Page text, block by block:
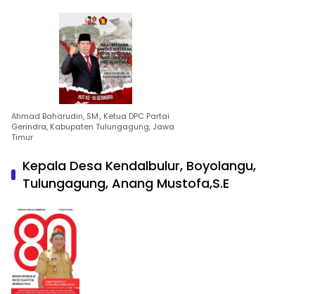
Ahmad Baharudin, SM., Ketua DPC Partai
Gerindra, Kabupaten Tulungagung, Jawa
Timur
Kepala Desa Kendalbulur, Boyolangu,
Tulungagung, Anang Mustofa,S.E